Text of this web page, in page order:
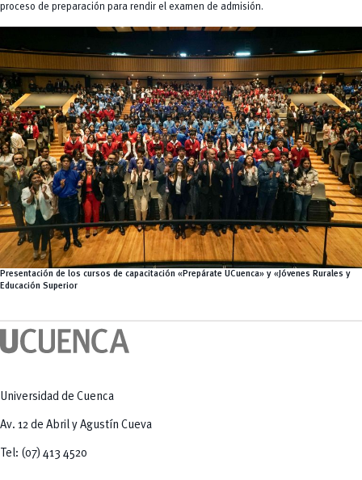
proceso de preparación para rendir el examen de admisión.
Presentación de los cursos de capacitación «Prepárate UCuenca» y «Jóvenes Rurales y
Educación Superior
Universidad de Cuenca
Av. 12 de Abril y Agustín Cueva
Tel: (07) 413 4520